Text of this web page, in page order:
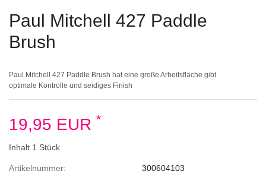
Paul Mitchell 427 Paddle
Brush
Paul Mitchell 427 Paddle Brush hat eine große Arbeitsfläche gibt
optimale Kontrolle und seidiges Finish
19,95 EUR *
Inhalt 1 Stück
Artikelnummer:
300604103